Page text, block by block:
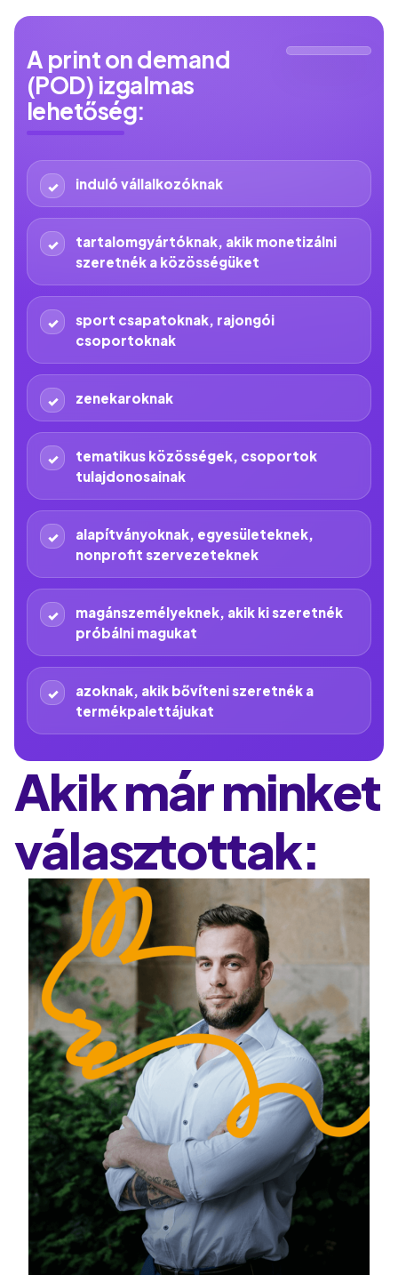
A print on demand
(POD) izgalmas
lehetőség:
induló vállalkozóknak
tartalomgyártóknak, akik monetizálni
szeretnék a közösségüket
sport csapatoknak, rajongói
csoportoknak
zenekaroknak
tematikus közösségek, csoportok
tulajdonosainak
alapítványoknak, egyesületeknek,
nonprofit szervezeteknek
magánszemélyeknek, akik ki szeretnék
próbálni magukat
azoknak, akik bővíteni szeretnék a
termékpalettájukat
Akik már minket
választottak: